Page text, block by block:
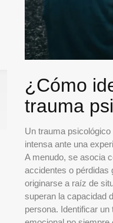
¿Cómo
trauma
Un trauma
intensa ante una
A menudo, se asocia
accidentes o pérdidas
originarse a raíz de
superan la capacidad
persona. Identificar